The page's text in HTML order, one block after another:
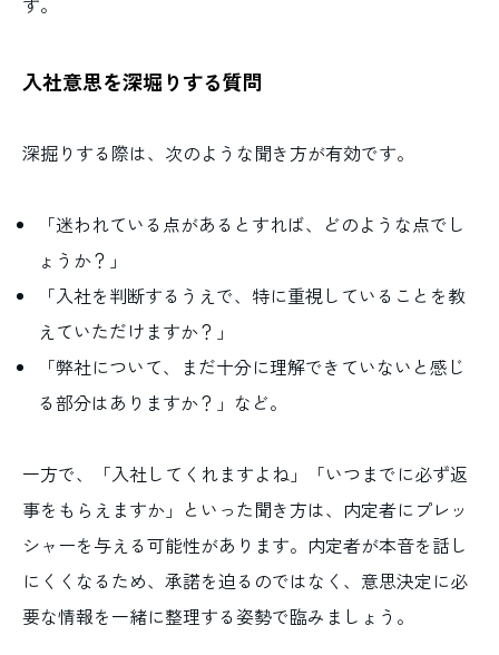
入社意思を深堀りする質問
深掘りする際は、次のような聞き方が有効です。
「迷われている点があるとすれば、どのような点でし
ょうか？」
「入社を判断するうえで、特に重視していることを教
えていただけますか？」
「弊社について、まだ十分に理解できていないと感じ
る部分はありますか？」など。
一方で、「入社してくれますよね」「いつまでに必ず返
事をもらえますか」といった聞き方は、内定者にプレッ
シャーを与える可能性があります。内定者が本音を話し
にくくなるため、承諾を迫るのではなく、意思決定に必
要な情報を一緒に整理する姿勢で臨みましょう。